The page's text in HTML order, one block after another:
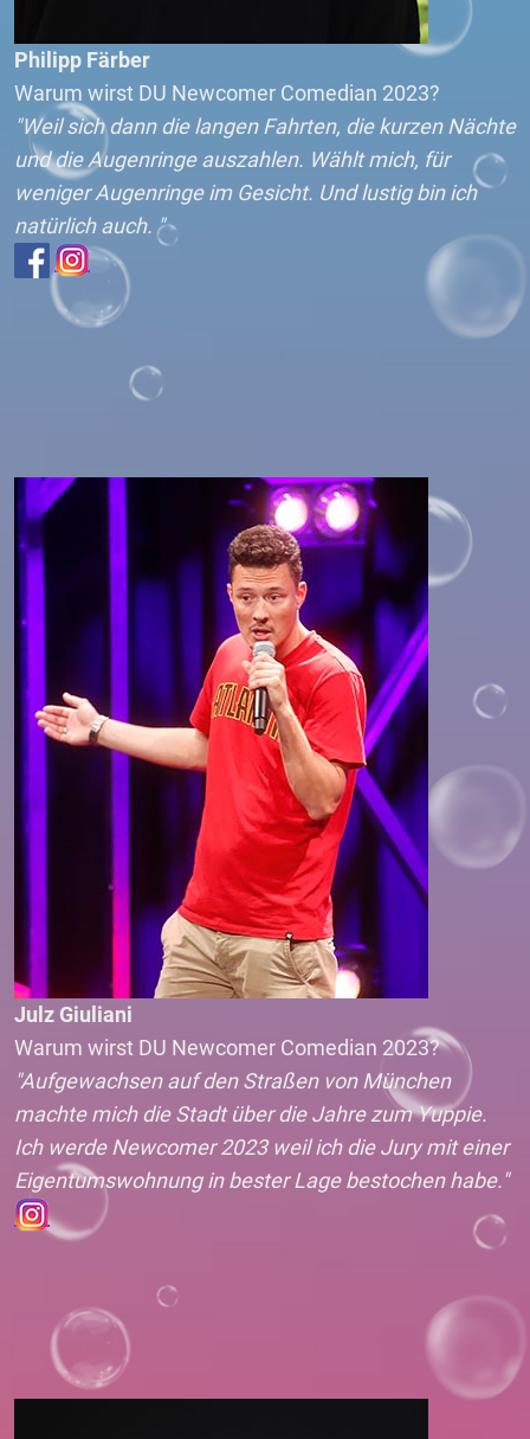
Philipp Färber
Warum wirst DU Newcomer Comedian 2023?
"Weil sich dann die langen Fahrten, die kurzen Nächte
und die Augenringe auszahlen. Wählt mich, für
weniger Augenringe im Gesicht. Und lustig bin ich
natürlich auch. "
Julz Giuliani
Warum wirst DU Newcomer Comedian 2023?
"Aufgewachsen auf den Straßen von München
machte mich die Stadt über die Jahre zum Yuppie.
Ich werde Newcomer 2023 weil ich die Jury mit einer
Eigentumswohnung in bester Lage bestochen habe."